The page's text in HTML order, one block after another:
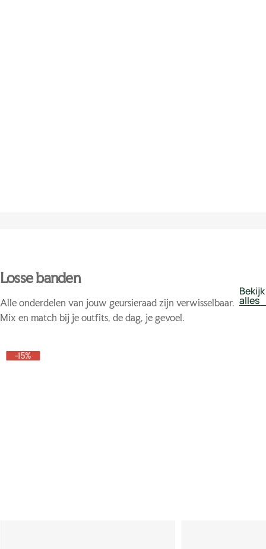
Losse banden
Alle onderdelen van jouw geursieraad zijn verwisselbaar.
Mix en match bij je outfits, de dag, je gevoel.
Bekijk
alles
-15%